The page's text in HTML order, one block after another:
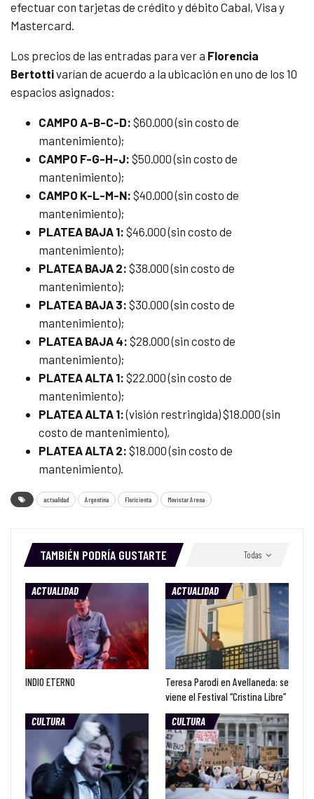
efectuar con tarjetas de crédito y débito Cabal, Visa y
Mastercard.
Los precios de las entradas para ver a Florencia
Bertottivarían de acuerdo a la ubicación en uno de los 10
espacios asignados:
CAMPO A-B-C-D: $60.000 (sin costo de
mantenimiento);
CAMPO F-G-H-J: $50.000 (sin costo de
mantenimiento);
CAMPO K-L-M-N: $40.000 (sin costo de
mantenimiento);
PLATEA BAJA 1: $46.000 (sin costo de
mantenimiento);
PLATEA BAJA 2: $38.000 (sin costo de
mantenimiento);
PLATEA BAJA 3: $30.000 (sin costo de
mantenimiento);
PLATEA BAJA 4: $28.000 (sin costo de
mantenimiento);
PLATEA ALTA 1: $22.000 (sin costo de
mantenimiento);
PLATEA ALTA 1:(visión restringida) $18.000 (sin
costo de mantenimiento),
PLATEA ALTA 2: $18.000 (sin costo de
mantenimiento).
actualidad Argentina Floricienta Movistar Arena
Todas
TAMBIÉN PODRÍA GUSTARTE
ACTUALIDAD
INDIO ETERNO
ACTUALIDAD
Teresa Parodi en Avellaneda: se
viene el Festival “Cristina Libre”
CULTURA
CULTURA